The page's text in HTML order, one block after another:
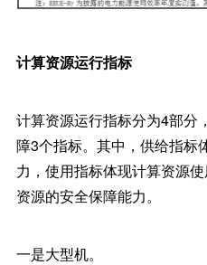
计算资源运行指标
计算资源运行指标分为4部分
障3个指标。其中，供给指标
力，使用指标体现计算资源
资源的安全保障能力。
一是大型机。